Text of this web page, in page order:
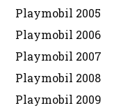
Playmobil 2005
Playmobil 2006
Playmobil 2007
Playmobil 2008
Playmobil 2009